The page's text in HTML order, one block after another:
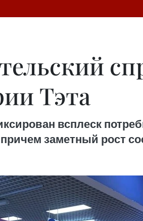
Тэта
всплеск
заметный рост